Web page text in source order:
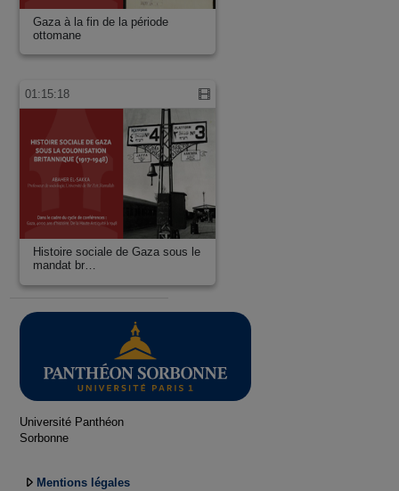
Gaza à la fin de la période
ottomane
01:15:18
Histoire sociale de Gaza sous le
mandat br…
Université Panthéon
Sorbonne
Mentions légales